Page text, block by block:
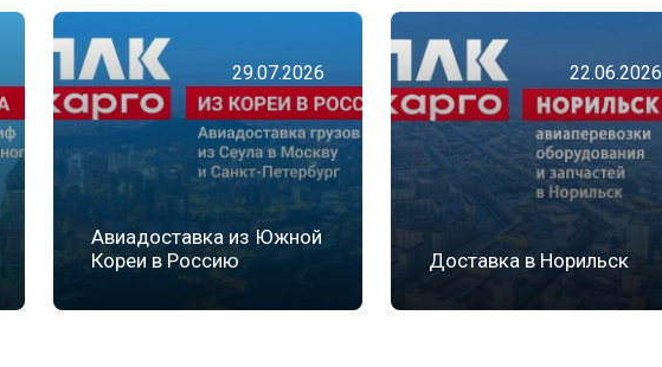
29.07.2026
Авиадоставка из Южной
Кореи в Россию
22.06.2026
Доставка в Норильск